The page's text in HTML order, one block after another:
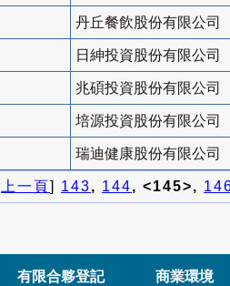
丹丘餐飲股份有限公司
日紳投資股份有限公司
兆碩投資股份有限公司
培源投資股份有限公司
瑞迪健康股份有限公司
上一頁] 143, 144, <145>,
有限合夥登記 商業環境